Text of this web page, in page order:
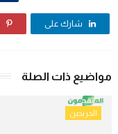
شارك على
مواضيع ذات الصلة
الخريجين